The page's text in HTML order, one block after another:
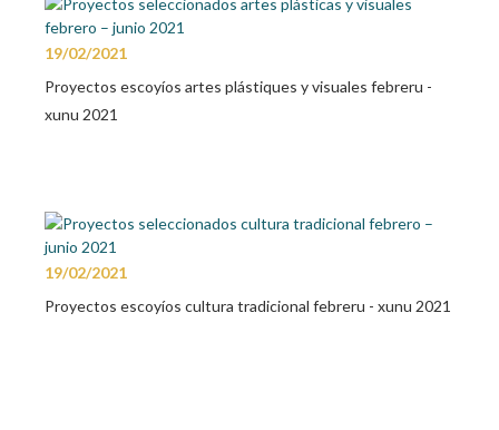
19/02/2021
Proyectos escoyíos artes plástiques y visuales febreru -
xunu 2021
19/02/2021
Proyectos escoyíos cultura tradicional febreru - xunu 2021